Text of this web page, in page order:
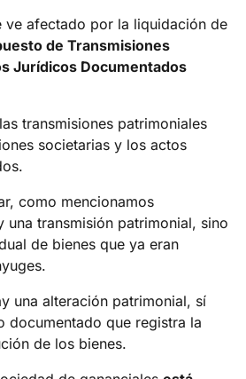
ve afectado por la liquidación de
de Transmisiones
Jurídicos Documentados
transmisiones patrimoniales
societarias y los actos
como mencionamos
una transmisión patrimonial, sino
de bienes que ya eran
una alteración patrimonial, sí
documentado que registra la
de los bienes.